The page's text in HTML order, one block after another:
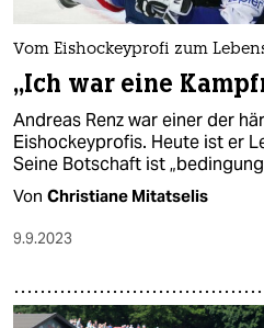
Vom Eishockeyprofi zum
„Ich war eine
Andreas Renz war einer der
Eishockeyprofis. Heute ist er
Seine Botschaft ist
Von Christiane Mitatselis
9.9.2023